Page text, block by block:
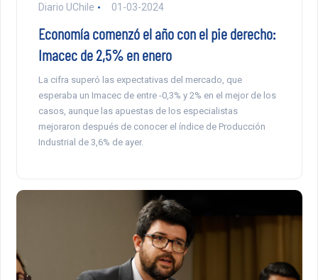
Diario UChile 01-03-2024
Economía comenzó el año con el pie derecho:
Imacec de 2,5% en enero
La cifra superó las expectativas del mercado, que
esperaba un Imacec de entre -0,3% y 2% en el mejor de los
casos, aunque las apuestas de los especialistas
mejoraron después de conocer el índice de Producción
Industrial de 3,6% de ayer.